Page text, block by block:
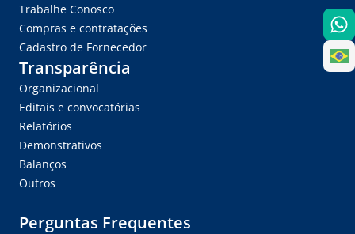
Trabalhe Conosco
Compras e contratações
Cadastro de Fornecedor
Transparência
Organizacional
Editais e convocatórias
Relatórios
Demonstrativos
Balanços
Outros
Perguntas Frequentes